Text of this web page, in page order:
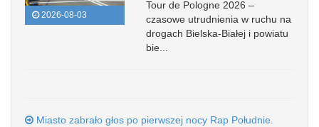
2026-08-03
Tour de Pologne 2026 –
czasowe utrudnienia w ruchu na
drogach Bielska-Białej i powiatu
bie...
Miasto zabrało głos po pierwszej nocy Rap Południe.